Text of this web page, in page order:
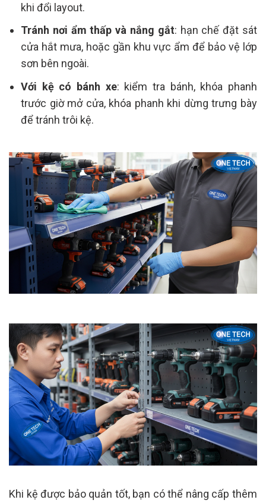
khi đổi layout.
Tránh nơi ẩm thấp và nắng gắt: hạn chế đặt sát
cửa hắt mưa, hoặc gần khu vực ẩm để bảo vệ lớp
sơn bên ngoài.
Với kệ có bánh xe: kiểm tra bánh, khóa phanh
trước giờ mở cửa, khóa phanh khi dừng trưng bày
để tránh trôi kệ.
Khi kệ được bảo quản tốt, bạn có thể nâng cấp thêm